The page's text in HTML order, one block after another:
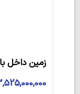
زمین داخل
13,525,000,000